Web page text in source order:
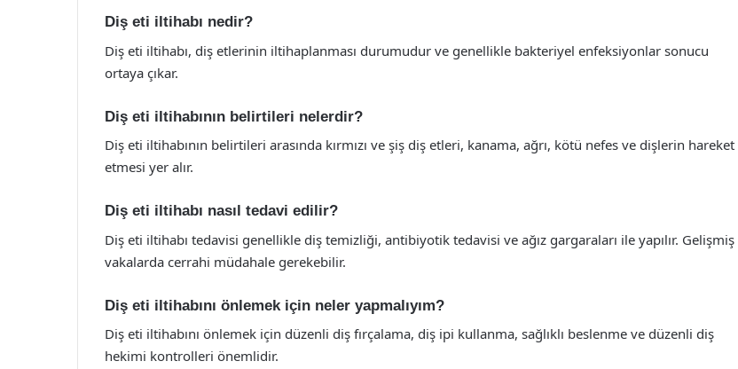
Diş eti iltihabı nedir?
Diş eti iltihabı, diş etlerinin iltihaplanması durumudur ve genellikle bakteriyel enfeksiyonlar sonucu
ortaya çıkar.
Diş eti iltihabının belirtileri nelerdir?
Diş eti iltihabının belirtileri arasında kırmızı ve şiş diş etleri, kanama, ağrı, kötü nefes ve dişlerin hareket
etmesi yer alır.
Diş eti iltihabı nasıl tedavi edilir?
Diş eti iltihabı tedavisi genellikle diş temizliği, antibiyotik tedavisi ve ağız gargaraları ile yapılır. Gelişmiş
vakalarda cerrahi müdahale gerekebilir.
Diş eti iltihabını önlemek için neler yapmalıyım?
Diş eti iltihabını önlemek için düzenli diş fırçalama, diş ipi kullanma, sağlıklı beslenme ve düzenli diş
hekimi kontrolleri önemlidir.